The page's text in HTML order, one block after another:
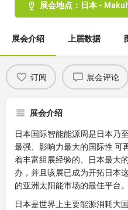
展会地点：日本 -
展会介绍 上届数据
订阅 展会评论
展会介绍
日本国际智能能源周是日本乃
最强、影响力最大的国际性 可
着丰富组展经验的、日本最大
办，并且该展已成为开拓日本
的亚洲太阳能市场的最佳平台。
日本是世界上主要能源消耗大